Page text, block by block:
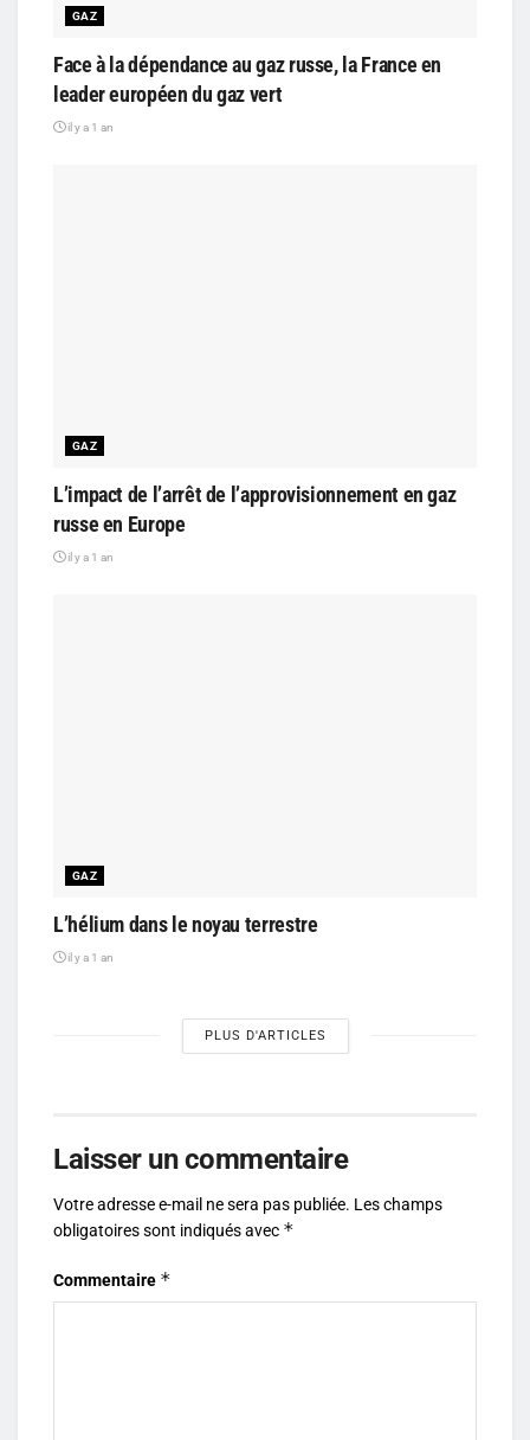
GAZ
Face à la dépendance au gaz russe, la France en
leader européen du gaz vert
il y a 1 an
GAZ
L’impact de l’arrêt de l’approvisionnement en gaz
russe en Europe
il y a 1 an
GAZ
L’hélium dans le noyau terrestre
il y a 1 an
PLUS D'ARTICLES
Laisser un commentaire
Votre adresse e-mail ne sera pas publiée. Les champs
obligatoires sont indiqués avec *
Commentaire *